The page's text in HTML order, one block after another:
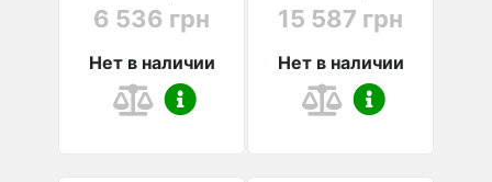
6 536 грн
Нет в наличии
15 587 грн
Нет в наличии